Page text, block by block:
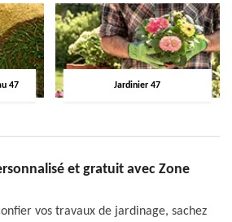
47 Jardinier 47
et gratuit avec Zone
vos travaux de jardinage, sachez